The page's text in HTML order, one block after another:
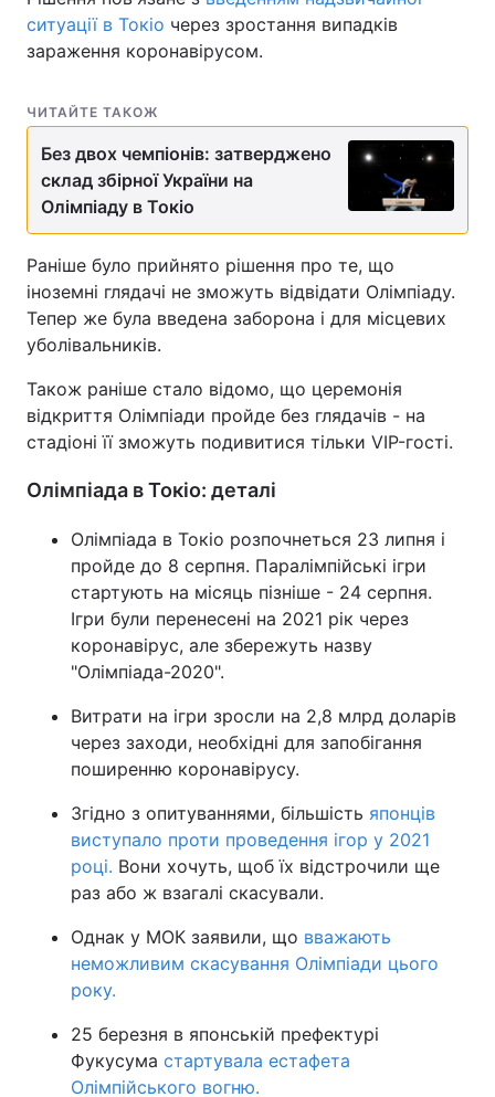
Архів Вакансії
Контакти
Послуги
Тема оформлення
ситуації в Токіо через зростання випадків
зараження коронавірусом.
ЧИТАЙТЕ ТАКОЖ
Без двох чемпіонів: затверджено
склад збірної України на
Олімпіаду в Токіо
Раніше було прийнято рішення про те, що
іноземні глядачі не зможуть відвідати Олімпіаду.
Тепер же була введена заборона і для місцевих
уболівальників.
Також раніше стало відомо, що церемонія
відкриття Олімпіади пройде без глядачів - на
стадіоні її зможуть подивитися тільки VIP-гості.
Олімпіада в Токіо: деталі
Олімпіада в Токіо розпочнеться 23 липня і
пройде до 8 серпня. Паралімпійські ігри
стартують на місяць пізніше - 24 серпня.
Ігри були перенесені на 2021 рік через
коронавірус, але збережуть назву
"Олімпіада-2020".
Витрати на ігри зросли на 2,8 млрд доларів
через заходи, необхідні для запобігання
поширенню коронавірусу.
Згідно з опитуваннями, більшість японців
виступало проти проведення ігор у 2021
році. Вони хочуть, щоб їх відстрочили ще
раз або ж взагалі скасували.
Однак у МОК заявили, що вважають
неможливим скасування Олімпіади цього
року.
25 березня в японській префектурі
Фукусума стартувала естафета
Олімпійського вогню.